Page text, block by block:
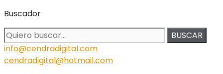
Buscador
BUSCAR
info@cendradigital.com
cendradigital@hotmail.com